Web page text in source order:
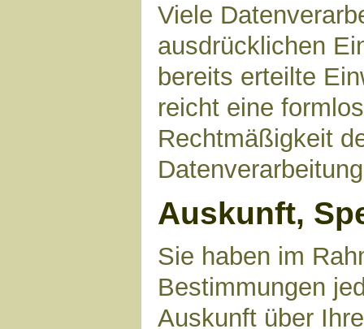
Viele
ausdrücklichen
bereits erteilte
reicht eine
Rechtmäßigkeit
Auskunft,
Sie haben im
Bestimmungen
Auskunft über